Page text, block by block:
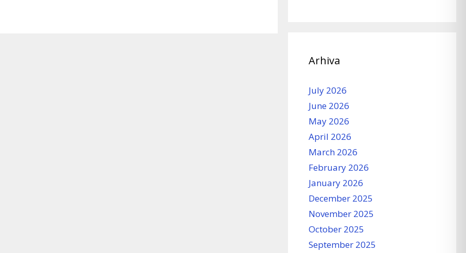
Arhiva
July 2026
June 2026
May 2026
April 2026
March 2026
February 2026
January 2026
December 2025
November 2025
October 2025
September 2025